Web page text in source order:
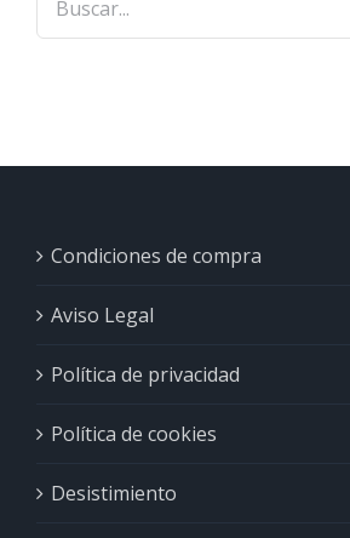
Condiciones de compra
Aviso Legal
Política de privacidad
Política de cookies
Desistimiento